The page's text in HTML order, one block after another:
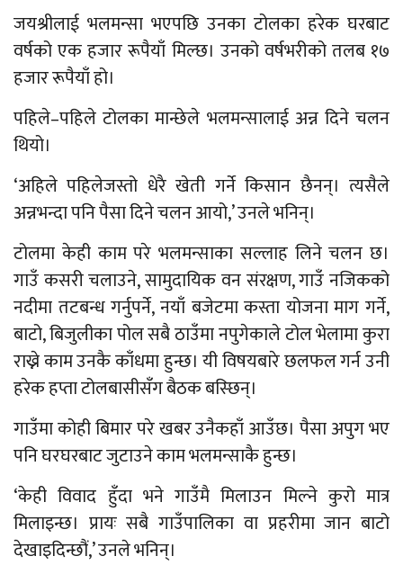
जयश्रीलाई भलमन्सा भएपछि उनका टोलका हरेक घरबाट
वर्षको एक हजार रूपैयाँ मिल्छ। उनको वर्षभरीको तलब १७
हजार रूपैयाँ हो।
पहिले–पहिले टोलका मान्छेले भलमन्सालाई अन्न दिने चलन
थियो।
‘अहिले पहिलेजस्तो धेरै खेती गर्ने किसान छैनन्। त्यसैले
अन्नभन्दा पनि पैसा दिने चलन आयो,’ उनले भनिन्।
टोलमा केही काम परे भलमन्साका सल्लाह लिने चलन छ।
गाउँ कसरी चलाउने, सामुदायिक वन संरक्षण, गाउँ नजिकको
नदीमा तटबन्ध गर्नुपर्ने, नयाँ बजेटमा कस्ता योजना माग गर्ने,
बाटो, बिजुलीका पोल सबै ठाउँमा नपुगेकाले टोल भेलामा कुरा
राख्ने काम उनकै काँधमा हुन्छ। यी विषयबारे छलफल गर्न उनी
हरेक हप्ता टोलबासीसँग बैठक बस्छिन्।
गाउँमा कोही बिमार परे खबर उनैकहाँ आउँछ। पैसा अपुग भए
पनि घरघरबाट जुटाउने काम भलमन्साकै हुन्छ।
‘केही विवाद हुँदा भने गाउँमै मिलाउन मिल्ने कुरो मात्र
मिलाइन्छ। प्रायः सबै गाउँपालिका वा प्रहरीमा जान बाटो
देखाइदिन्छौं,’ उनले भनिन्।